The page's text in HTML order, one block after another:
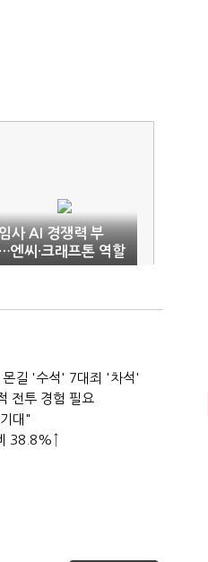
사 AI 경쟁력 부
엔씨·크래프톤 역할
길 '수석' 7대죄 '차석'
전투 경험 필요
대"
38.8%↑